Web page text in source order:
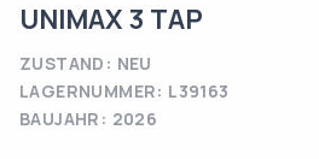
UNIMAX 3 TAP
ZUSTAND: NEU
LAGERNUMMER: L39163
BAUJAHR: 2026